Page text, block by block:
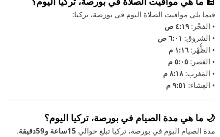
فيما يلي مواقيت الصلاة اليوم في بورصة، تركيا:
• الفجْر: ٤:١٩ ص
• الشروق: ٦:٠١ ص
• الظُّهْر: ١:١٦ م
• العَصر: ٥:٠٥ م
• المَغرب:٨:١٨ م
• العِشاء: ٩:٥١ م
🌙 ما هي مدة الصيام في بورصة، تركيا اليوم؟
مدة الصيام اليوم في بورصة، تركيا تبلغ حوالي 15ساعة و59دقيقة .